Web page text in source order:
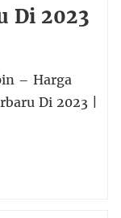
Di 2023
– Harga
Di 2023 |